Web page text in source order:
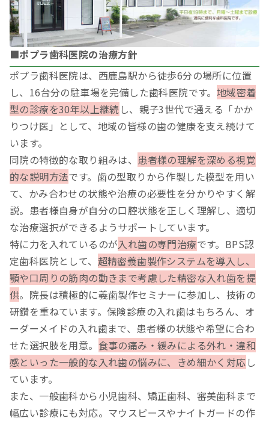
■ポプラ歯科医院の治療方針
ポプラ歯科医院は、西鹿島駅から徒歩6分の場所に位置
し、16台分の駐車場を完備した歯科医院です。 地域密着
型の診療を30年以上継続 し、親子3世代で通える「かか
りつけ医」として、地域の皆様の歯の健康を支え続けて
います。
同院の特徴的な取り組みは、 患者様の理解を深める視覚
的な説明方法です。歯の型取りから作製した模型を用い
て、かみ合わせの状態や治療の必要性を分かりやすく解
説。患者様自身が自分の口腔状態を正しく理解し、適切
な治療選択ができるようサポートしています。
特に力を入れているのが入れ歯の専門治療です。BPS認
定歯科医院として、 超精密義歯製作システムを導入し、
顎や口周りの筋肉の動きまで考慮した精密な入れ歯を提
供。院長は積極的に義歯製作セミナーに参加し、技術の
研鑽を重ねています。保険診療の入れ歯はもちろん、オ
ーダーメイドの入れ歯まで、患者様の状態や希望に合わ
せた選択肢を用意。 食事の痛み・緩みによる外れ・違和
感といった一般的な入れ歯の悩みに、きめ細かく対応 し
ています。
また、一般歯科から小児歯科、矯正歯科、審美歯科まで
幅広い診療にも対応。マウスピースやナイトガードの作